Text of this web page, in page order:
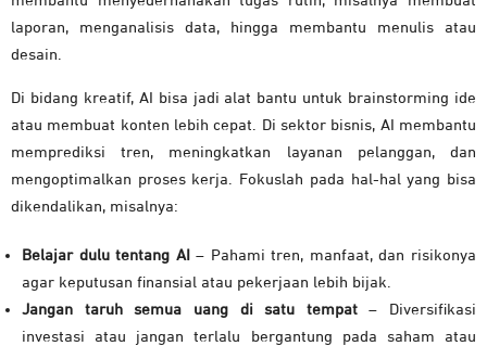
laporan, menganalisis data, hingga membantu menulis atau
desain.
Di bidang kreatif, AI bisa jadi alat bantu untuk brainstorming ide
atau membuat konten lebih cepat. Di sektor bisnis, AI membantu
memprediksi tren, meningkatkan layanan pelanggan, dan
mengoptimalkan proses kerja. Fokuslah pada hal-hal yang bisa
dikendalikan, misalnya:
Belajar dulu tentang AI – Pahami tren, manfaat, dan risikonya
agar keputusan finansial atau pekerjaan lebih bijak.
Jangan taruh semua uang di satu tempat– Diversifikasi
investasi atau jangan terlalu bergantung pada saham atau